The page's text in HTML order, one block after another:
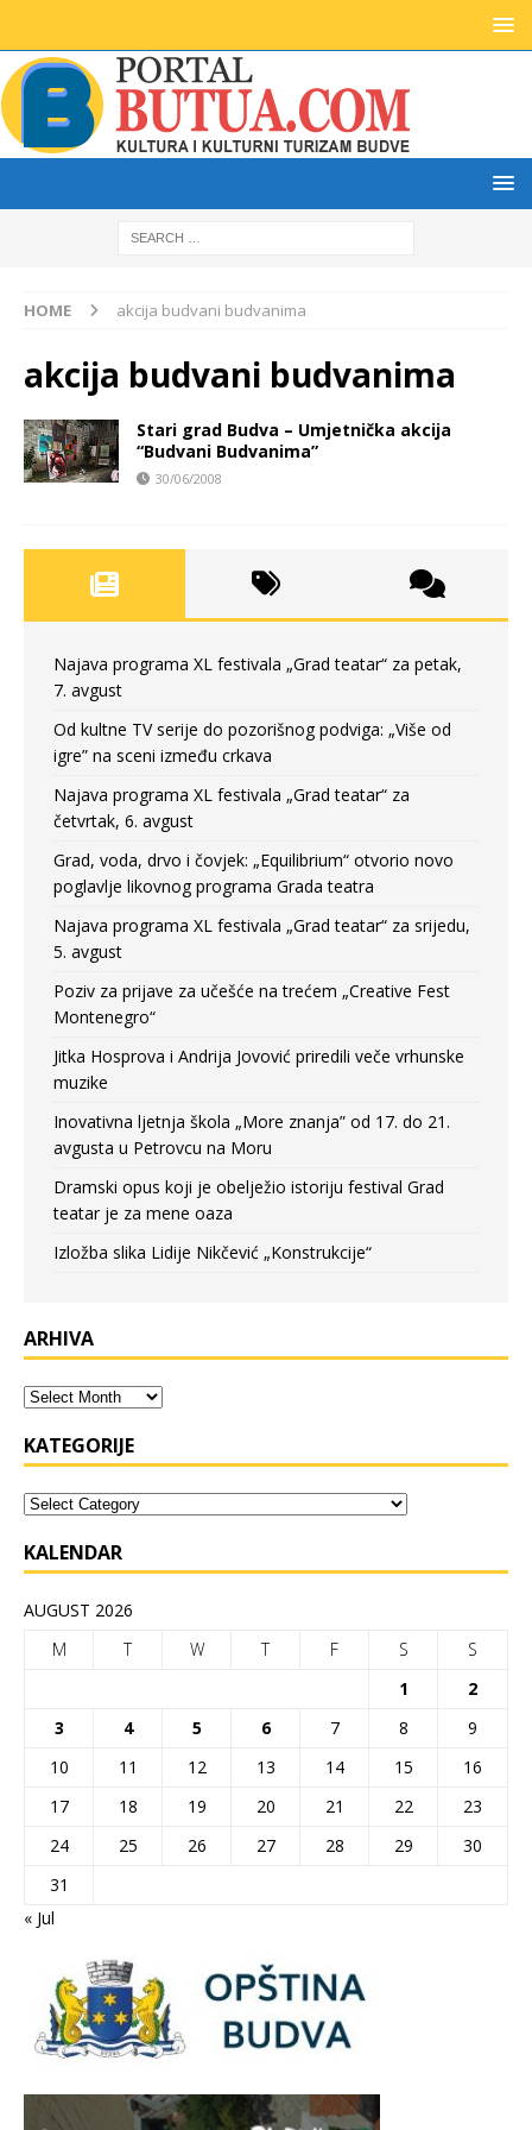
HOME akcija budvani budvanima
akcija budvani budvanima
Stari grad Budva – Umjetnička akcija
“Budvani Budvanima”
30/06/2008
Najava programa XL festivala „Grad teatar“ za petak,
7. avgust
Od kultne TV serije do pozorišnog podviga: „Više od
igre” na sceni između crkava
Najava programa XL festivala „Grad teatar“ za
četvrtak, 6. avgust
Grad, voda, drvo i čovjek: „Equilibrium“ otvorio novo
poglavlje likovnog programa Grada teatra
Najava programa XL festivala „Grad teatar“ za srijedu,
5. avgust
Poziv za prijave za učešće na trećem „Creative Fest
Montenegro“
Jitka Hosprova i Andrija Jovović priredili veče vrhunske
muzike
Inovativna ljetnja škola „More znanja” od 17. do 21.
avgusta u Petrovcu na Moru
Dramski opus koji je obelježio istoriju festival Grad
teatar je za mene oaza
Izložba slika Lidije Nikčević „Konstrukcije“
ARHIVA
KATEGORIJE
KALENDAR
AUGUST 2026
M
T W T F S
S
1
2
3
4 5 6 7 8
9
10
11 12 13 14 15
16
17
18 19 20 21 22
23
24
25 26 27 28 29
30
31
« Jul